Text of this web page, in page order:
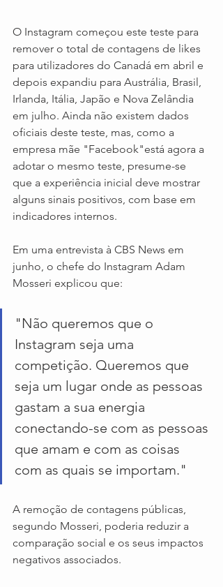
O Instagram começou este teste para
remover o total de contagens de likes
para utilizadores do Canadá em abril e
depois expandiu para Austrália, Brasil,
Irlanda, Itália, Japão e Nova Zelândia
em julho. Ainda não existem dados
oficiais deste teste, mas, como a
empresa mãe "Facebook"está agora a
adotar o mesmo teste, presume-se
que a experiência inicial deve mostrar
alguns sinais positivos, com base em
indicadores internos.
Em uma entrevista à CBS News em
junho, o chefe do Instagram Adam
Mosseri explicou que:
"Não queremos que o
Instagram seja uma
competição. Queremos que
seja um lugar onde as pessoas
gastam a sua energia
conectando-se com as pessoas
que amam e com as coisas
com as quais se importam."
A remoção de contagens públicas,
segundo Mosseri, poderia reduzir a
comparação social e os seus impactos
negativos associados.